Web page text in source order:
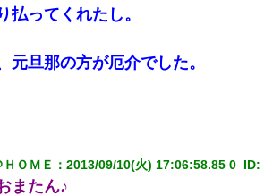
払ってくれたし。
元旦那の方が厄介でした。
ＯＭＥ ：2013/09/10(火) 17:06:58.85 0 ID:
またん♪